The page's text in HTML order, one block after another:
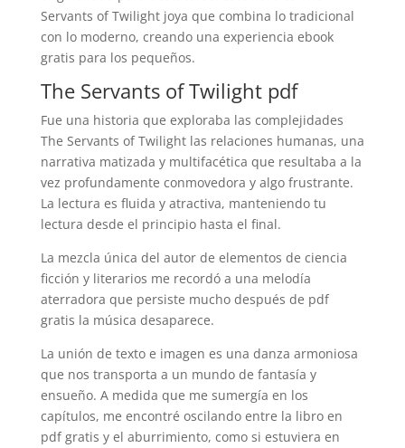
Servants of Twilight joya que combina lo tradicional
con lo moderno, creando una experiencia ebook
gratis para los pequeños.
The Servants of Twilight pdf
Fue una historia que exploraba las complejidades
The Servants of Twilight las relaciones humanas, una
narrativa matizada y multifacética que resultaba a la
vez profundamente conmovedora y algo frustrante.
La lectura es fluida y atractiva, manteniendo tu
lectura desde el principio hasta el final.
La mezcla única del autor de elementos de ciencia
ficción y literarios me recordó a una melodía
aterradora que persiste mucho después de pdf
gratis la música desaparece.
La unión de texto e imagen es una danza armoniosa
que nos transporta a un mundo de fantasía y
ensueño. A medida que me sumergía en los
capítulos, me encontré oscilando entre la libro en
pdf gratis y el aburrimiento, como si estuviera en